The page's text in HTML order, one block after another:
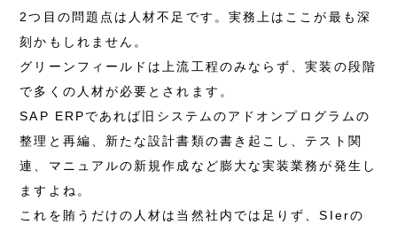
2つ目の問題点は人材不足です。実務上はここが最も深
刻かもしれません。
グリーンフィールドは上流工程のみならず、実装の段階
で多くの人材が必要とされます。
SAP ERPであれば旧システムのアドオンプログラムの
整理と再編、新たな設計書類の書き起こし、テスト関
連、マニュアルの新規作成など膨大な実装業務が発生し
ますよね。
これを賄うだけの人材は当然社内では足りず、SIerの